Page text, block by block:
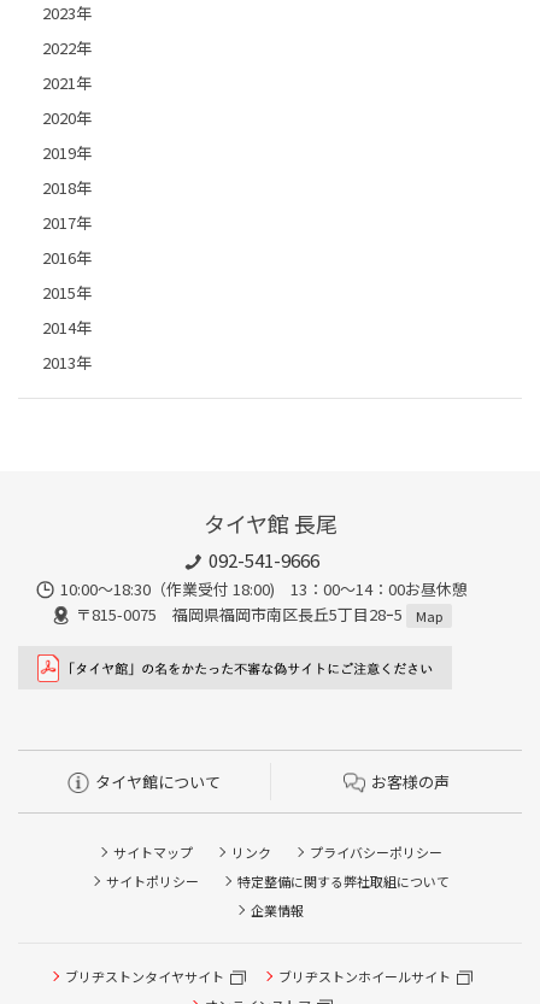
2023年
2022年
2021年
2020年
2019年
2018年
2017年
2016年
2015年
2014年
2013年
タイヤ館 長尾
092-541-9666
10:00～18:30（作業受付 18:00) 13：00～14：00お昼休憩
〒815-0075 福岡県福岡市南区長丘5丁目28ｰ5
Map
タイヤ館について お客様の声
サイトマップ リンク
プライバシーポリシー
サイトポリシー
特定整備に関する弊社取組について
企業情報
ブリヂストンタイヤサイト
ブリヂストンホイールサイト
タイヤ点検・安全点検/タイヤ履き替え/オイル交換/その他